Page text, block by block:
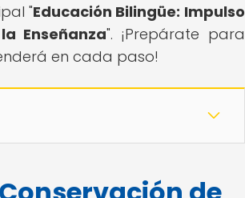
"Educación Bilingüe: Impulso
Enseñanza". ¡Prepárate para
en cada paso!